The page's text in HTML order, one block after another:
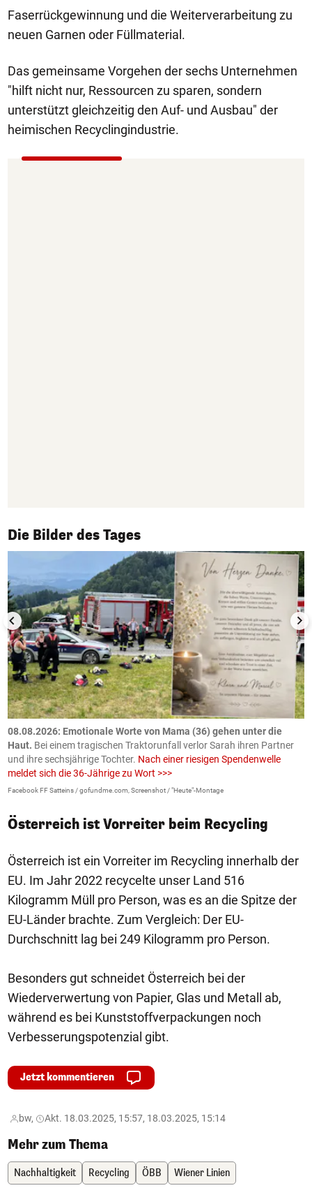
Faserrückgewinnung und die Weiterverarbeitung zu
neuen Garnen oder Füllmaterial.
Das gemeinsame Vorgehen der sechs Unternehmen
"hilft nicht nur, Ressourcen zu sparen, sondern
unterstützt gleichzeitig den Auf- und Ausbau" der
heimischen Recyclingindustrie.
Die Bilder des Tages
1/50
08.08.2026: Emotionale Worte von Mama (36) gehen unter die
Haut. Bei einem tragischen Traktorunfall verlor Sarah ihren Partner
und ihre sechsjährige Tochter. Nach einer riesigen Spendenwelle
meldet sich die 36-Jährige zu Wort >>>
Facebook FF Satteins / gofundme.com, Screenshot / "Heute"-Montage
Österreich ist Vorreiter beim Recycling
Österreich ist ein Vorreiter im Recycling innerhalb der
EU. Im Jahr 2022 recycelte unser Land 516
Kilogramm Müll pro Person, was es an die Spitze der
EU-Länder brachte. Zum Vergleich: Der EU-
Durchschnitt lag bei 249 Kilogramm pro Person.
Besonders gut schneidet Österreich bei der
Wiederverwertung von Papier, Glas und Metall ab,
während es bei Kunststoffverpackungen noch
Verbesserungspotenzial gibt.
Jetzt kommentieren
bw, Akt. 18.03.2025, 15:57, 18.03.2025, 15:14
Mehr zum Thema
Nachhaltigkeit Recycling ÖBB Wiener Linien